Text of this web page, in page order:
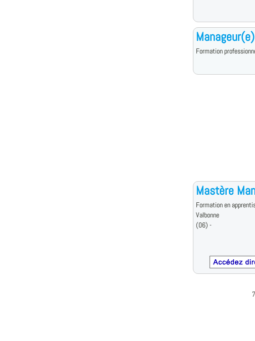
Formation
Mastère
Formation en
Valbonne
(06) -